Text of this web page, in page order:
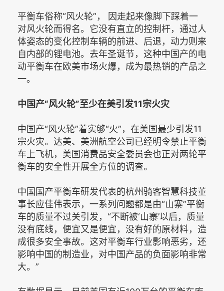
平衡车俗称“风火轮”， 因走起来像脚下踩着一
对风火轮而得名。它没有直立的控制杆，通过人
体姿态的变化控制车辆的前进、后退，动力则来
自内部的锂电池。去年圣诞节，这种中国产的电
动平衡车在欧美市场火爆，成为最热销的产品之
一。
中国产“风火轮”至少在美引发11宗火灾
中国产“风火轮”着实够“火”，在美国最少引发11
宗火灾。达美、美洲航空公司已经明令禁止平衡
车上飞机，美国消费品安全委员会也正对两轮平
衡车的安全性开展全方位的调查。
中国国产平衡车研发代表的杭州骑客智慧科技董
事长应佳伟表示，一系列问题都是由“山寨”平衡
车的质量不过关引发，“不断被‘山寨’以后，质量
没有底线，便宜又是便宜，没有好的原材料，造
成很多安全事故。这对平衡车行业影响恶劣，还
影响中国的制造业，对中国产品的负面影响非常
大。”